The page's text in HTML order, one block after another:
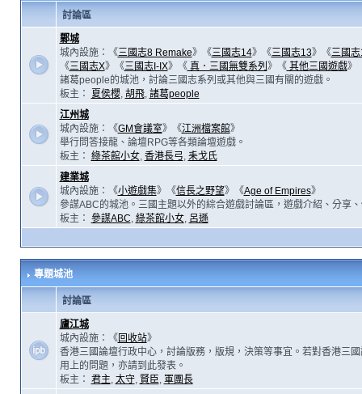
討論區
鄴城
城內設施：《三國志8 Remake》《三國志14》《三國志13》《三國
《三國志X》《三國志I-IX》《真．三國無雙系列 》《其他三國遊戲》
諸葛people的城池，討論三國志系列或其他與三國有關的遊戲。
板主：
夏侯櫻, 胡飛, 諸葛people
江州城
城內設施：《GM會議室》《江洲檔案館》
舉行問答接龍、論壇RPG等各類論壇遊戲。
板主： 綠茶館小女, 香港長弓, 耒戈氏
建業城
城內設施：《小遊戲集》《信長之野望》《Age of Empires》
參謀ABC的城池。三國主題以外的綜合遊戲討論區，遊戲介紹、分享
板主： 參謀ABC, 綠茶館小女, 呂遜
專題城池
討論區
廬江城
城內設施：《回收站》
香港三國論壇行政中心，討論版務，版規，決策等事宜。若對香港三
用上的問題，亦請到此發表。
板主： 君主, 太守, 賢臣, 軍團長